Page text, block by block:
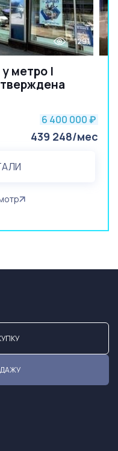
метро |
1291
6 400 000 ₽
439 248/мес